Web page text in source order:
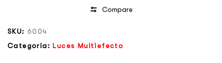
Compare
SKU: 6004
Categoría: Luces Multiefecto